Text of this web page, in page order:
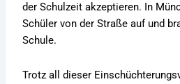
der Schulzeit akzeptieren. In
Schüler von der Straße auf und
Schule.
Trotz all dieser